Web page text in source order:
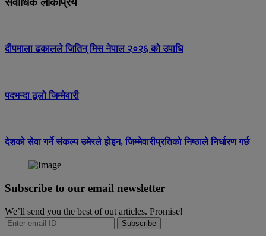
दीपमाला ढकालले जितिन् मिस नेपाल २०२६ को उपाधि
पदभन्दा ठूलो जिम्मेवारी
देशको सेवा गर्ने संकल्प उमेरले होइन, जिम्मेवारीप्रतिको निष्ठाले निर्धारण गर्छ
Subscribe to our email newsletter
We’ll send you the best of out articles. Promise!
Subscribe